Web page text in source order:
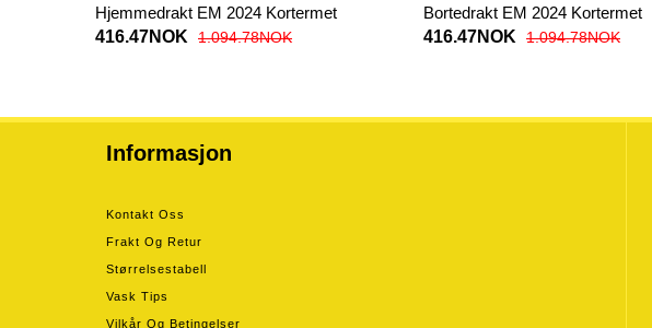
Hjemmedrakt EM 2024 Kortermet
416.47NOK
1.094.78NOK
Bortedrakt EM 2024 Kortermet
416.47NOK
1.094.78NOK
Informasjon
Kontakt Oss
Frakt Og Retur
Størrelsestabell
Vask Tips
Vilkår Og Betingelser